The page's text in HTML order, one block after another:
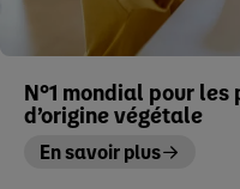
N°1 mondial pour
d’origine végétale
En savoir plus